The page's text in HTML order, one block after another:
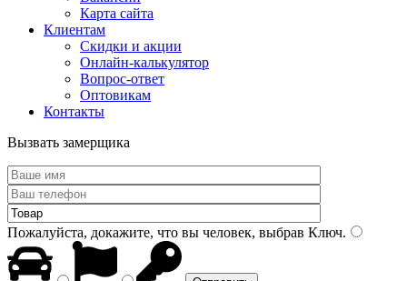
Карта сайта
Клиентам
Скидки и акции
Онлайн-калькулятор
Вопрос-ответ
Оптовикам
Контакты
Вызвать замерщика
Пожалуйста, докажите, что вы человек, выбрав Ключ.